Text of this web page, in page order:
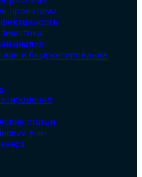
проектами
анализ
и бюджетирование
статьи
учет